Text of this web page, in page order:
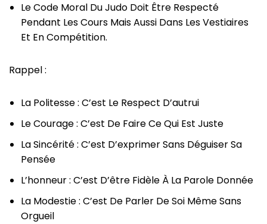
Le Code Moral Du Judo Doit Être Respecté
Pendant Les Cours Mais Aussi Dans Les Vestiaires
Et En Compétition.
Rappel :
La Politesse : C’est Le Respect D’autrui
Le Courage : C’est De Faire Ce Qui Est Juste
La Sincérité : C’est D’exprimer Sans Déguiser Sa
Pensée
L’honneur : C’est D’être Fidèle À La Parole Donnée
La Modestie : C’est De Parler De Soi Même Sans
Orgueil